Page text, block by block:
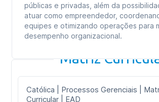
públicas e privadas, além da
atuar como empreendedor,
equipes e otimizando operações para
desempenho organizacional.
Matriz
Católica | Processos Gerenciais |
Curricular | EAD